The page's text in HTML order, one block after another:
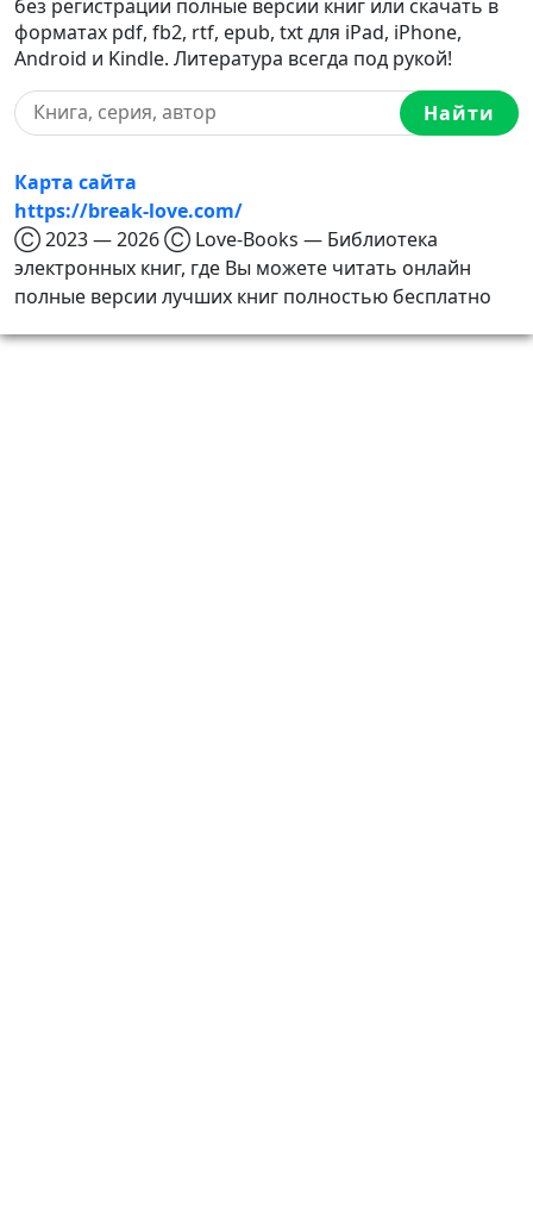
без регистрации полные версии книг или скачать в
форматах pdf, fb2, rtf, epub, txt для iPad, iPhone,
Android и Kindle. Литература всегда под рукой!
Найти
Карта сайта
https://break-love.com/
Ⓒ 2023 — 2026 Ⓒ Love-Books — Библиотека
электронных книг, где Вы можете читать онлайн
полные версии лучших книг полностью бесплатно